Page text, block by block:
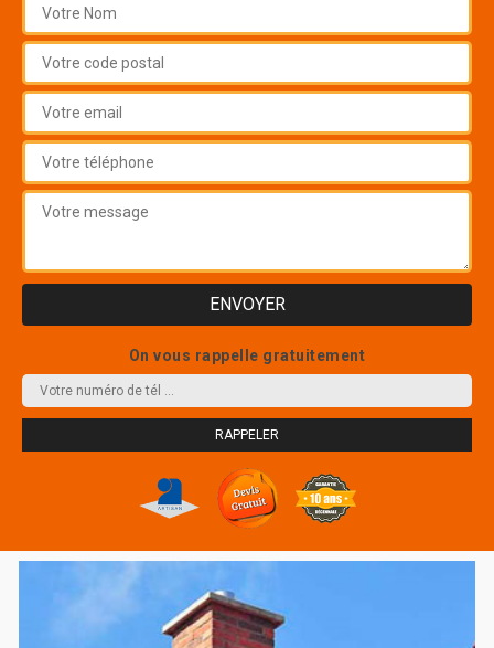
On vous rappelle gratuitement